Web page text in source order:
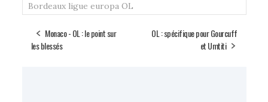
Bordeaux ligue europa OL
Monaco - OL : le point sur
les blessés
OL : spécifique pour Gourcuff
et Umtiti